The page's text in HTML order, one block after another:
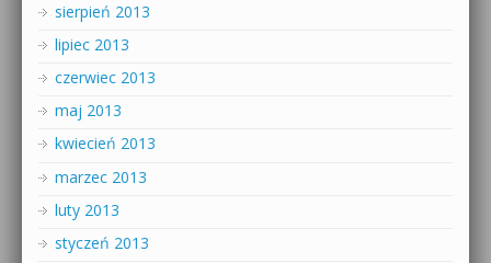
sierpień 2013
lipiec 2013
czerwiec 2013
maj 2013
kwiecień 2013
marzec 2013
luty 2013
styczeń 2013